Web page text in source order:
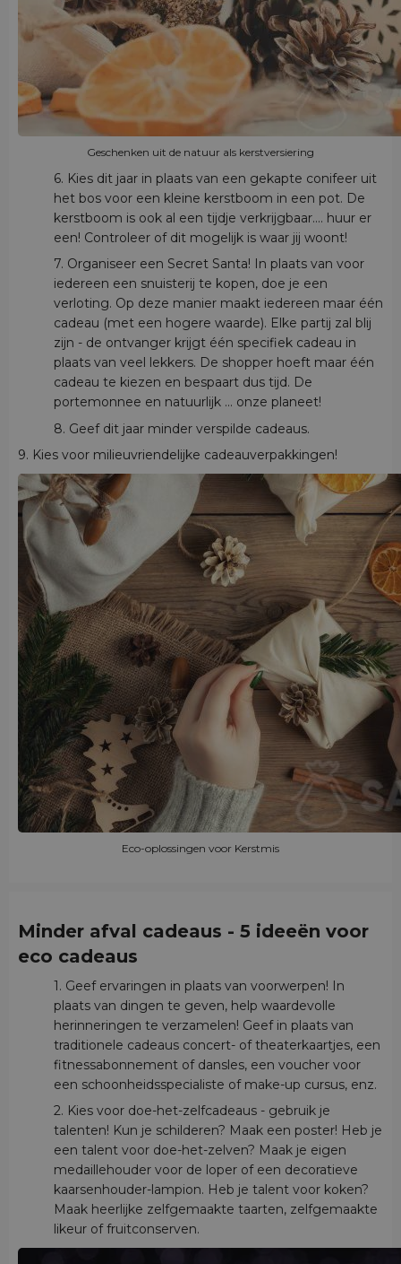
Geschenken uit de natuur als kerstversiering
6. Kies dit jaar in plaats van een gekapte conifeer uit
het bos voor een kleine kerstboom in een pot. De
kerstboom is ook al een tijdje verkrijgbaar.... huur er
een! Controleer of dit mogelijk is waar jij woont!
7. Organiseer een Secret Santa! In plaats van voor
iedereen een snuisterij te kopen, doe je een
verloting. Op deze manier maakt iedereen maar één
cadeau (met een hogere waarde). Elke partij zal blij
zijn - de ontvanger krijgt één specifiek cadeau in
plaats van veel lekkers. De shopper hoeft maar één
cadeau te kiezen en bespaart dus tijd. De
portemonnee en natuurlijk ... onze planeet!
8. Geef dit jaar minder verspilde cadeaus.
9. Kies voor milieuvriendelijke cadeauverpakkingen!
Eco-oplossingen voor Kerstmis
Minder afval cadeaus - 5 ideeën voor
eco cadeaus
1. Geef ervaringen in plaats van voorwerpen! In
plaats van dingen te geven, help waardevolle
herinneringen te verzamelen! Geef in plaats van
traditionele cadeaus concert- of theaterkaartjes, een
fitnessabonnement of dansles, een voucher voor
een schoonheidsspecialiste of make-up cursus, enz.
2. Kies voor doe-het-zelfcadeaus - gebruik je
talenten! Kun je schilderen? Maak een poster! Heb je
een talent voor doe-het-zelven? Maak je eigen
medaillehouder voor de loper of een decoratieve
kaarsenhouder-lampion. Heb je talent voor koken?
Maak heerlijke zelfgemaakte taarten, zelfgemaakte
likeur of fruitconserven.